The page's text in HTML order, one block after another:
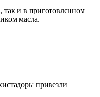
так и в приготовленном
масла.
привезли